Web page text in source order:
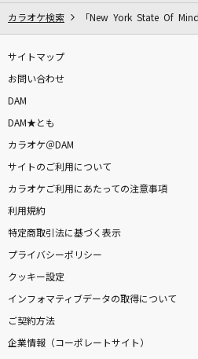
カラオケ検索 「New York State Of
サイトマップ
お問い合わせ
DAM
DAM★とも
カラオケ＠DAM
サイトのご利用について
カラオケご利用にあたっての注意事項
利用規約
特定商取引法に基づく表示
プライバシーポリシー
クッキー設定
インフォマティブデータの取得について
ご契約方法
企業情報（コーポレートサイト）